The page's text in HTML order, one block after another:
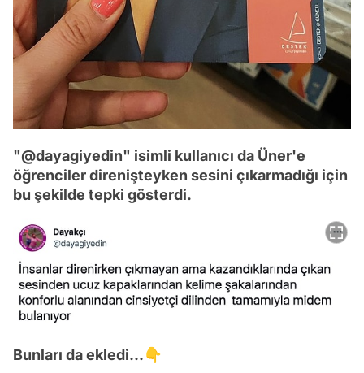
"@dayagiyedin" isimli kullanıcı da Üner'e
öğrenciler direnişteyken sesini çıkarmadığı için
bu şekilde tepki gösterdi.
Bunları da ekledi...👇